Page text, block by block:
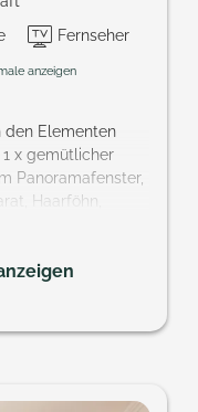
Fernseher
anzeigen
Elementen
1 x gemütlicher
Panoramafenster,
Haarföhn,
Safe, Balkon
Geben